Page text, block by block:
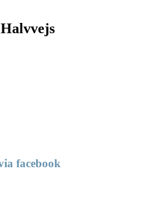
facebook